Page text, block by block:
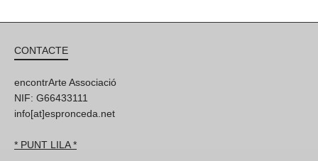
CONTACTE
encontrArte Associació
NIF: G66433111
info[at]espronceda.net
* PUNT LILA *